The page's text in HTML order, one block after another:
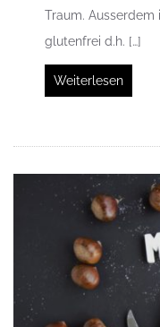
Traum. Ausserdem
glutenfrei d.h. […]
Weiterlesen